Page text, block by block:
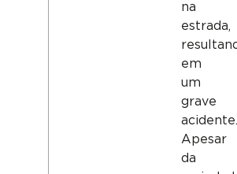
na
estrada,
em
um
grave
acidente.
Apesar
da